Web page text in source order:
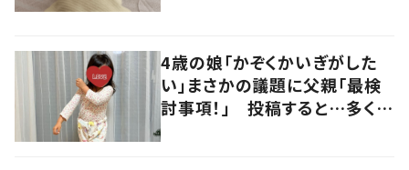
4歳の娘「かぞくかいぎがした
い」まさかの議題に父親「最検
討事項！」 投稿すると…多くの